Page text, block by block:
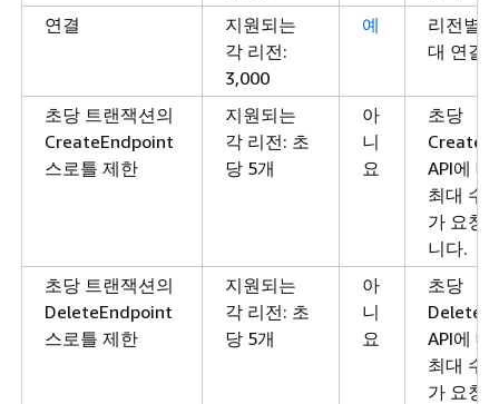
연결
지원되는
각 리전:
3,000
예
리전별
대 연결
초당 트랜잭션의
CreateEndpoint
스로틀 제한
지원되는
각 리전: 초
당 5개
아
니
요
초당
API에
최대 수
가 요청
니다.
초당 트랜잭션의
DeleteEndpoint
스로틀 제한
지원되는
각 리전: 초
당 5개
아
니
요
초당
API에
최대 수
가 요청